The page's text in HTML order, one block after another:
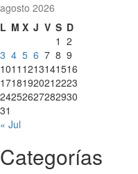
agosto 2026
L M X J V S D
1 2
3 4 5 6 7 8 9
1011 1213141516
17181920212223
24252627282930
31
« Jul
Categorías